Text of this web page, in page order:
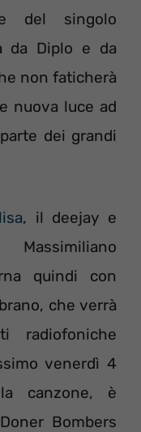
del singolo
da Diplo e da
non faticherà
nuova luce ad
dei grandi
, il deejay e
quindi con
che verrà
radiofoniche
venerdì 4
canzone, è
Bombers